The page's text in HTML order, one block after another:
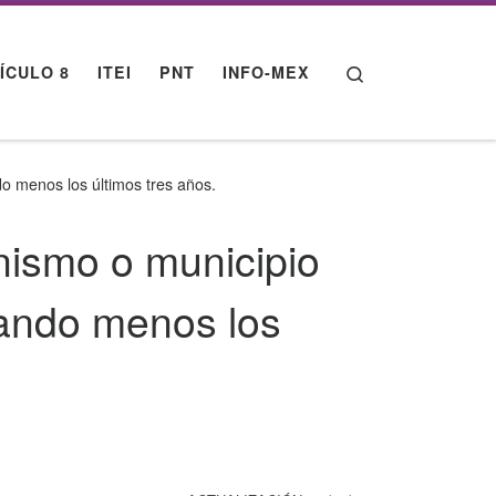
8 ITEI PNT INFO-MEX
menos los últimos tres años.
o municipio
menos los